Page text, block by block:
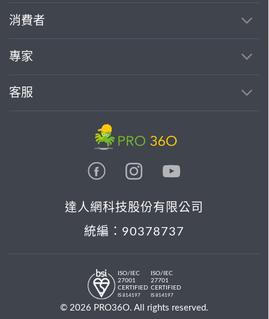
消費者
專家
客服
達人網科技股份有限公司
統編：90378737
ISO/IEC
27001
CERTIFIED
IS 814197
ISO/IEC
27701
CERTIFIED
IS 814197
© 2026 PRO36O. All rights reserved.